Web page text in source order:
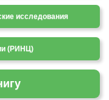
исследования
(РИНЦ)